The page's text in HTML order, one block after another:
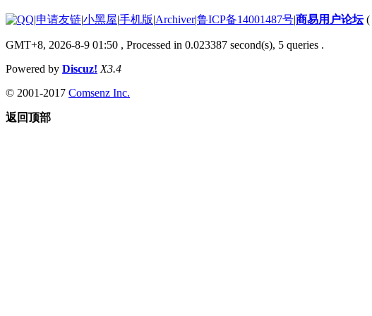
|申请友链|小黑屋|手机版|Archiver|鲁ICP备14001487号|商易用户论坛(
GMT+8, 2026-8-9 01:50 , Processed in 0.023387 second(s), 5 queries .
Powered by Discuz! X3.4
© 2001-2017 Comsenz Inc.
返回顶部